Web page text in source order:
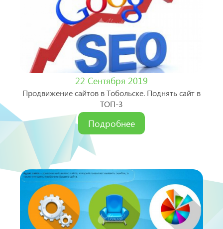
22 Сентября 2019
Продвижение сайтов в Тобольске. Поднять сайт в
ТОП-3
Подробнее